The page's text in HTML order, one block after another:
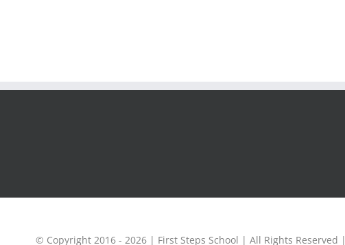
© Copyright 2016 - 2026 | First Steps School | All Rights Reserved |